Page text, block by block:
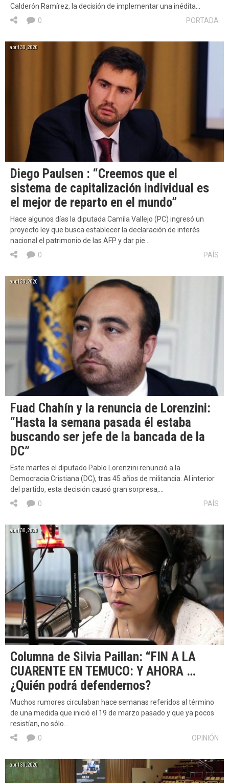
Calderón Ramírez, la decisión de implementar una inédita…
PORTADA
0
abril 30, 2020
Diego Paulsen : “Creemos que el
sistema de capitalización individual es
el mejor de reparto en el mundo”
Hace algunos días la diputada Camila Vallejo (PC) ingresó un
proyecto ley que busca establecer la declaración de interés
nacional el patrimonio de las AFP y dar pie…
PAÍS
0
abril 30, 2020
Fuad Chahín y la renuncia de Lorenzini:
“Hasta la semana pasada él estaba
buscando ser jefe de la bancada de la
DC”
Este martes el diputado Pablo Lorenzini renunció a la
Democracia Cristiana (DC), tras 45 años de militancia. Al interior
del partido, esta decisión causó gran sorpresa,…
PAÍS
0
abril 30, 2020
Columna de Silvia Paillan: “FIN A LA
CUARENTE EN TEMUCO: Y AHORA …
¿Quién podrá defendernos?
Muchos rumores circulaban hace semanas referidos al término
de una medida que inició el 19 de marzo pasado y que ya pocos
resistían, no sólo…
OPINIÓN
0
abril 30, 2020